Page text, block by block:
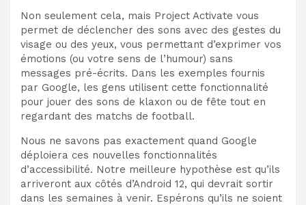
Non seulement cela, mais Project Activate vous
permet de déclencher des sons avec des gestes du
visage ou des yeux, vous permettant d’exprimer vos
émotions (ou votre sens de l’humour) sans
messages pré-écrits. Dans les exemples fournis
par Google, les gens utilisent cette fonctionnalité
pour jouer des sons de klaxon ou de fête tout en
regardant des matchs de football.
Nous ne savons pas exactement quand Google
déploiera ces nouvelles fonctionnalités
d’accessibilité. Notre meilleure hypothèse est qu’ils
arriveront aux côtés d’Android 12, qui devrait sortir
dans les semaines à venir. Espérons qu’ils ne soient